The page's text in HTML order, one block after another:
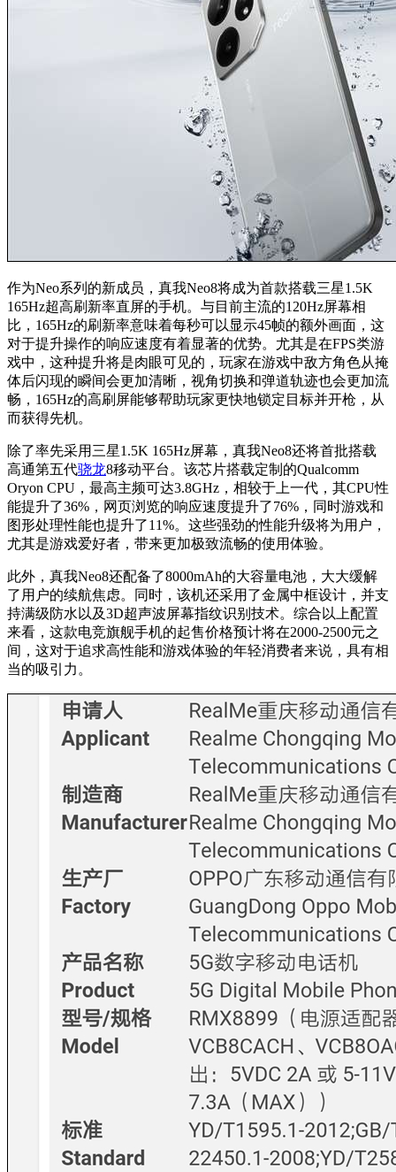
作为Neo系列的新成员，真我Neo8将成为首款搭载三星1.5K
165Hz超高刷新率直屏的手机。与目前主流的120Hz屏幕相
比，165Hz的刷新率意味着每秒可以显示45帧的额外画面，这
对于提升操作的响应速度有着显著的优势。尤其是在FPS类游
戏中，这种提升将是肉眼可见的，玩家在游戏中敌方角色从掩
体后闪现的瞬间会更加清晰，视角切换和弹道轨迹也会更加流
畅，165Hz的高刷屏能够帮助玩家更快地锁定目标并开枪，从
而获得先机。
除了率先采用三星1.5K 165Hz屏幕，真我Neo8还将首批搭载
高通第五代骁龙8移动平台。该芯片搭载定制的Qualcomm
Oryon CPU，最高主频可达3.8GHz，相较于上一代，其CPU性
能提升了36%，网页浏览的响应速度提升了76%，同时游戏和
图形处理性能也提升了11%。这些强劲的性能升级将为用户，
尤其是游戏爱好者，带来更加极致流畅的使用体验。
此外，真我Neo8还配备了8000mAh的大容量电池，大大缓解
了用户的续航焦虑。同时，该机还采用了金属中框设计，并支
持满级防水以及3D超声波屏幕指纹识别技术。综合以上配置
来看，这款电竞旗舰手机的起售价格预计将在2000-2500元之
间，这对于追求高性能和游戏体验的年轻消费者来说，具有相
当的吸引力。